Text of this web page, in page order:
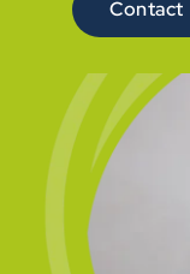
Contact